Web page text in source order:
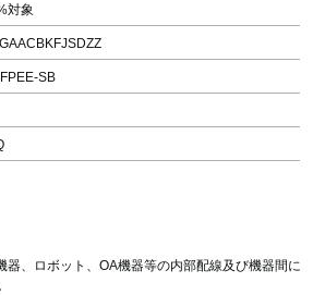
対象
SB
器、ロボット、OA機器等の内部配線及び機器間に